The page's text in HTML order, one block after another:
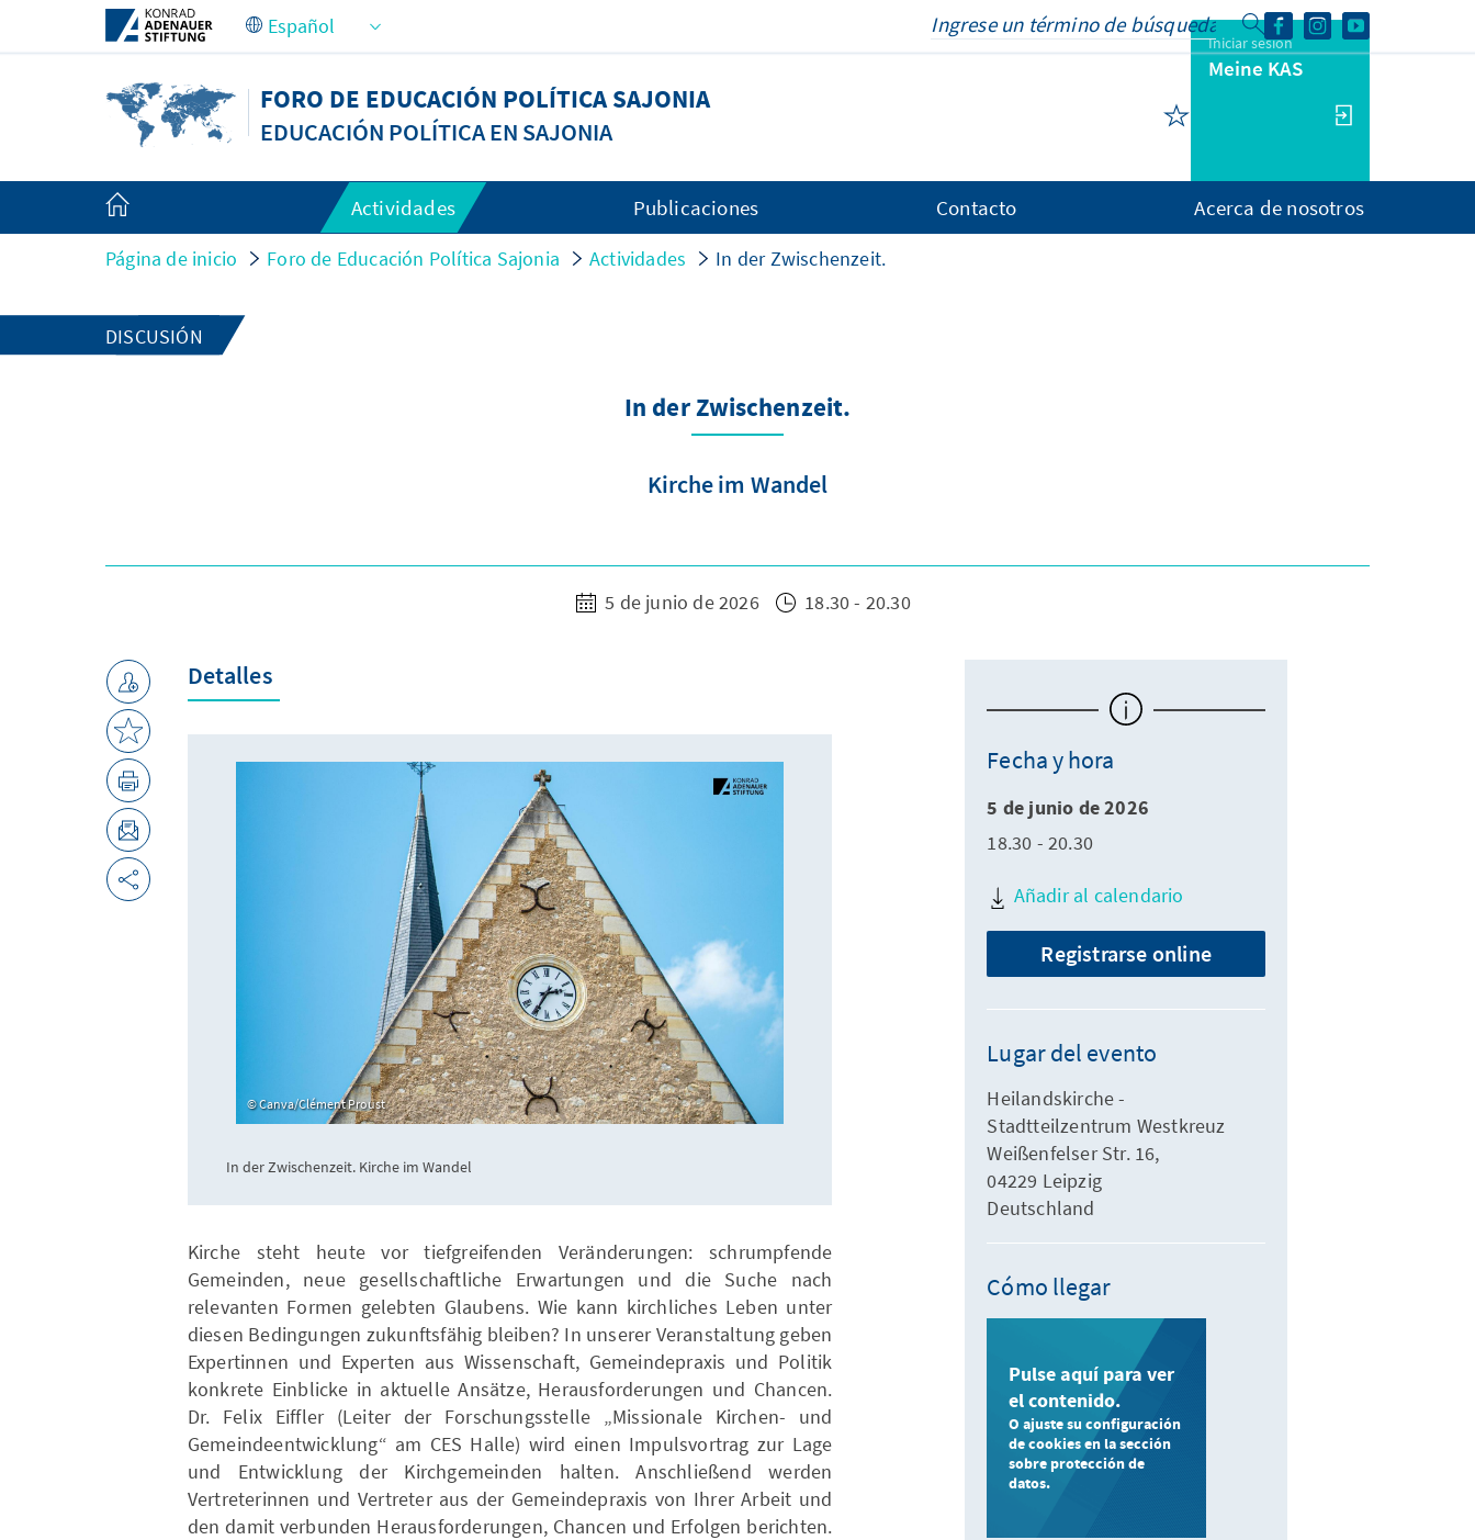
Saltar al contenido principal
FORO DE EDUCACIÓN POLÍTICA SAJONIA
EDUCACIÓN POLÍTICA EN SAJONIA
Iniciar sesión
Meine KAS
Actividades Publicaciones Contacto Acerca de nosotros
Página de inicio Foro de Educación Política Sajonia Actividades In der Zwischenzeit.
DISCUSIÓN
In der Zwischenzeit.
Kirche im Wandel
5 de junio de 2026 18.30 - 20.30
Detalles
Canva/Clément Proust
In der Zwischenzeit. Kirche im Wandel
Kirche steht heute vor tiefgreifenden Veränderungen: schrumpfende
Gemeinden, neue gesellschaftliche Erwartungen und die Suche nach
relevanten Formen gelebten Glaubens. Wie kann kirchliches Leben unter
diesen Bedingungen zukunftsfähig bleiben? In unserer Veranstaltung geben
Expertinnen und Experten aus Wissenschaft, Gemeindepraxis und Politik
konkrete Einblicke in aktuelle Ansätze, Herausforderungen und Chancen.
Dr. Felix Eiffler (Leiter der Forschungsstelle „Missionale Kirchen- und
Gemeindeentwicklung“ am CES Halle) wird einen Impulsvortrag zur Lage
und Entwicklung der Kirchgemeinden halten. Anschließend werden
Vertreterinnen und Vertreter aus der Gemeindepraxis von Ihrer Arbeit und
den damit verbunden Herausforderungen, Chancen und Erfolgen berichten.
Fecha y hora
5 de junio de 2026
18.30 - 20.30
Añadir al calendario
Registrarse online
Lugar del evento
Heilandskirche -
Stadtteilzentrum Westkreuz
Weißenfelser Str. 16,
04229 Leipzig
Deutschland
Cómo llegar
Pulse aquí para ver
el contenido.
O ajuste su configuración
de cookies en la sección
sobre protección de
datos.